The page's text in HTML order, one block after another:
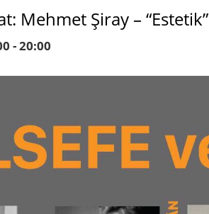
Mehmet Şiray – “Estetik”
-20:00